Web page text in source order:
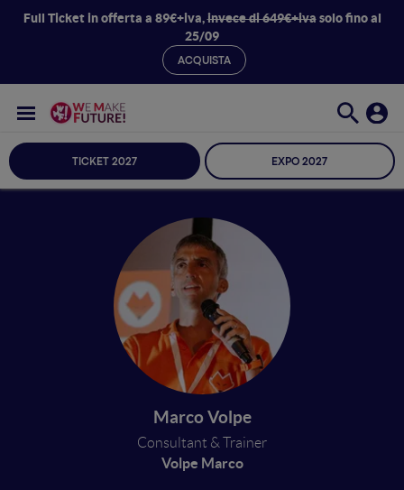
Full Ticket in offerta a 89€+iva,invece di 649€+ivasolo fino al
25/09
ACQUISTA
TICKET 2027 EXPO 2027
Marco Volpe
Consultant & Trainer
Volpe Marco